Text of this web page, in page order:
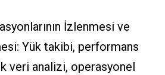
İzlenmesi ve
Yük takibi, performans
veri analizi, operasyonel